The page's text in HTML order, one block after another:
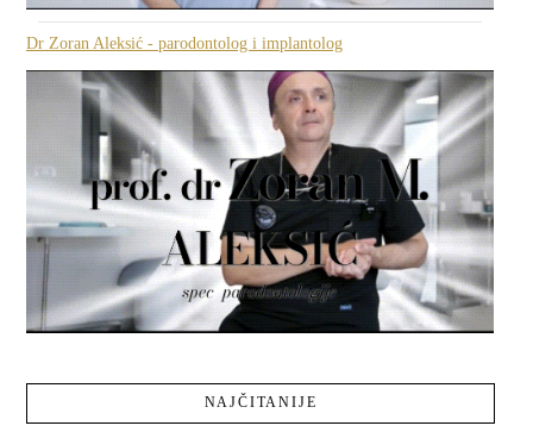
Dr Zoran Aleksić - parodontolog i implantolog
NAJČITANIJE